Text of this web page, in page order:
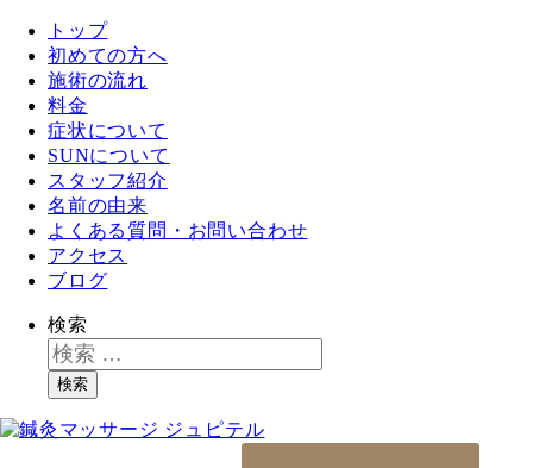
トップ
初めての方へ
施術の流れ
料金
症状について
SUNについて
スタッフ紹介
名前の由来
よくある質問・お問い合わせ
アクセス
ブログ
検索
検索